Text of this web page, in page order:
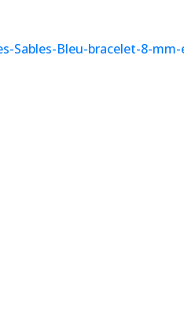
Sables-Bleu-bracelet-8-